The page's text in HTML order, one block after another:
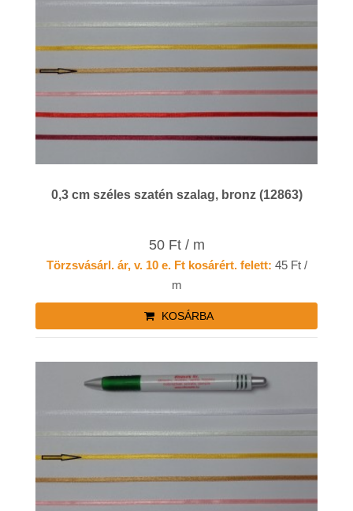
0,3 cm széles szatén szalag, bronz (12863)
50 Ft / m
Törzsvásárl. ár, v. 10 e. Ft kosárért. felett: 45 Ft /
m
KOSÁRBA